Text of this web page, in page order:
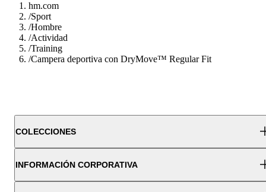
hm.com
/Sport
/Hombre
/Actividad
/Training
/Campera deportiva con DryMove™ Regular Fit
COLECCIONES
INFORMACIÓN CORPORATIVA